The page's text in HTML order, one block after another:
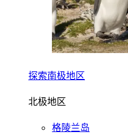
探索南极地区
北极地区
格陵兰岛